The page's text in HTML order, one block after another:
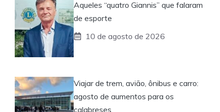
Aqueles “quatro Giannis” que falaram
de esporte
10 de agosto de 2026
Viajar de trem, avião, ônibus e carro:
agosto de aumentos para os
calabreses